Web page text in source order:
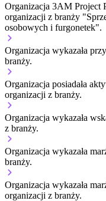
Organizacja 3AM Project
organizacji z branży
osobowych i furgonetek".
Organizacja wykazała
branży.
Organizacja posiadała
organizacji z branży.
Organizacja wykazała
z branży.
Organizacja wykazała
branży.
Organizacja wykazała
organizacji z branży.